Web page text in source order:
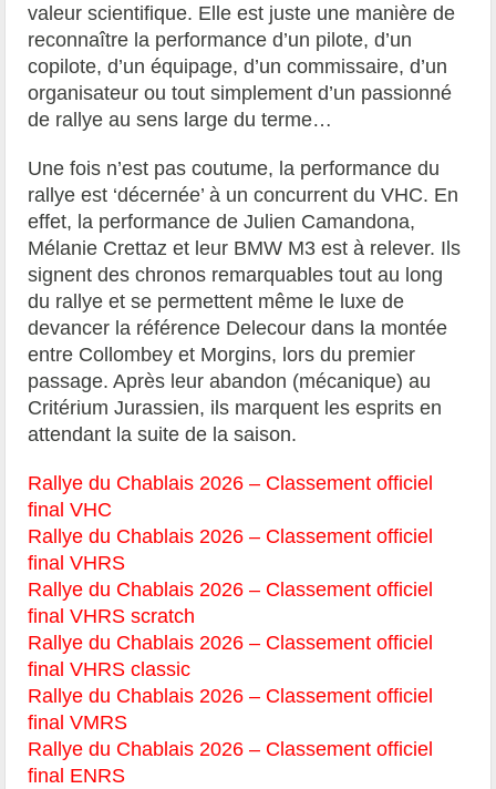
valeur scientifique. Elle est juste une manière de
reconnaître la performance d’un pilote, d’un
copilote, d’un équipage, d’un commissaire, d’un
organisateur ou tout simplement d’un passionné
de rallye au sens large du terme…
Une fois n’est pas coutume, la performance du
rallye est ‘décernée’ à un concurrent du VHC. En
effet, la performance de Julien Camandona,
Mélanie Crettaz et leur BMW M3 est à relever. Ils
signent des chronos remarquables tout au long
du rallye et se permettent même le luxe de
devancer la référence Delecour dans la montée
entre Collombey et Morgins, lors du premier
passage. Après leur abandon (mécanique) au
Critérium Jurassien, ils marquent les esprits en
attendant la suite de la saison.
Rallye du Chablais 2026 – Classement officiel
final VHC
Rallye du Chablais 2026 – Classement officiel
final VHRS
Rallye du Chablais 2026 – Classement officiel
final VHRS scratch
Rallye du Chablais 2026 – Classement officiel
final VHRS classic
Rallye du Chablais 2026 – Classement officiel
final VMRS
Rallye du Chablais 2026 – Classement officiel
final ENRS